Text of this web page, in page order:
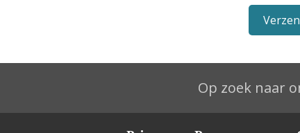
Op zoek naar